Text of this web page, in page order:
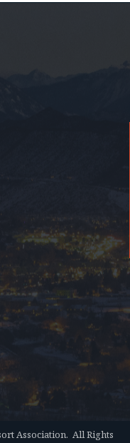
Association. All Rights